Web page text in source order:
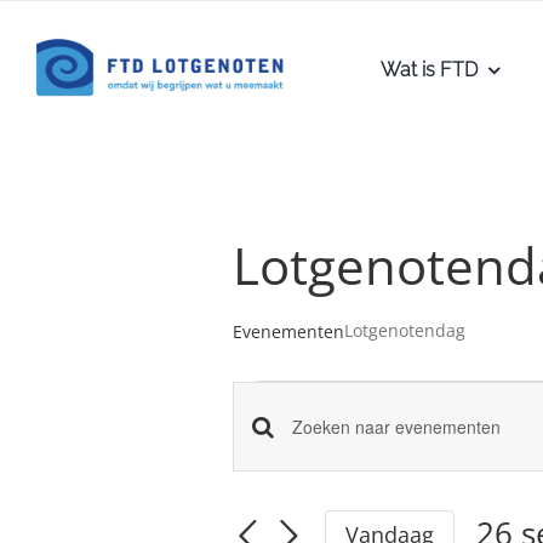
naar
inhoud
Wat is FTD
EvenementenLotgenotendag
Evenementen
in
26
Evenementen
Zoeken
Vul
keyword
Vandaag
26